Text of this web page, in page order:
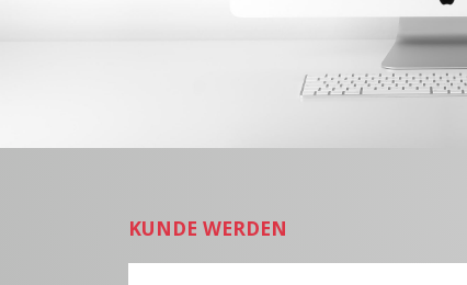
KUNDE WERDEN